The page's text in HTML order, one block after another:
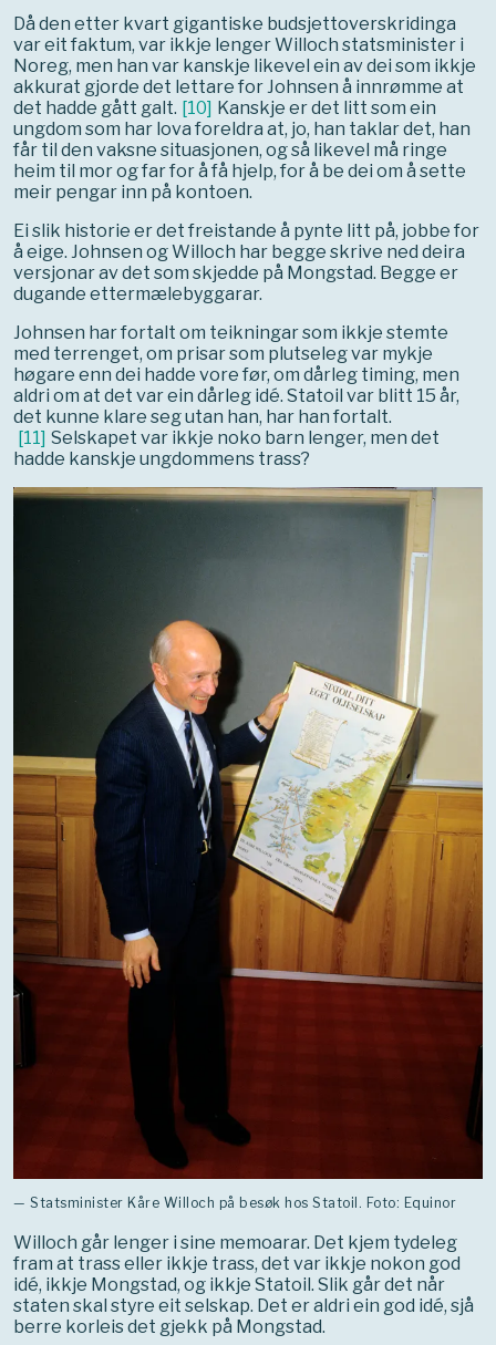
Då den etter kvart gigantiske budsjettoverskridinga
var eit faktum, var ikkje lenger Willoch statsminister i
Noreg, men han var kanskje likevel ein av dei som ikkje
akkurat gjorde det lettare for Johnsen å innrømme at
det hadde gått galt. [10] Kanskje er det litt som ein
ungdom som har lova foreldra at, jo, han taklar det, han
får til den vaksne situasjonen, og så likevel må ringe
heim til mor og far for å få hjelp, for å be dei om å sette
meir pengar inn på kontoen.
Ei slik historie er det freistande å pynte litt på, jobbe for
å eige. Johnsen og Willoch har begge skrive ned deira
versjonar av det som skjedde på Mongstad. Begge er
dugande ettermælebyggarar.
Johnsen har fortalt om teikningar som ikkje stemte
med terrenget, om prisar som plutseleg var mykje
høgare enn dei hadde vore før, om dårleg timing, men
aldri om at det var ein dårleg idé. Statoil var blitt 15 år,
det kunne klare seg utan han, har han fortalt.
[11] Selskapet var ikkje noko barn lenger, men det
hadde kanskje ungdommens trass?
— Statsminister Kåre Willoch på besøk hos Statoil. Foto: Equinor
Willoch går lenger i sine memoarar. Det kjem tydeleg
fram at trass eller ikkje trass, det var ikkje nokon god
idé, ikkje Mongstad, og ikkje Statoil. Slik går det når
staten skal styre eit selskap. Det er aldri ein god idé, sjå
berre korleis det gjekk på Mongstad.